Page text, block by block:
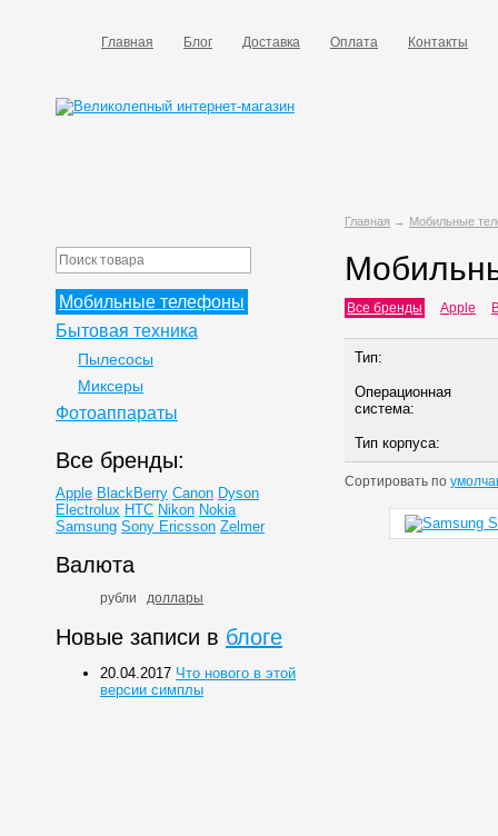
Главная Блог Доставка Оплата Контакты
Главная → Мобильные
Все бренды Apple
Тип:
Операционная
система:
Тип корпуса:
Сортировать по
Мобильные телефоны
Бытовая техника
Пылесосы
Миксеры
Фотоаппараты
Все бренды:
Apple BlackBerry Canon Dyson
Electrolux HTC Nikon Nokia
Samsung Sony Ericsson Zelmer
Валюта
рубли доллары
Новые записи в блоге
20.04.2017 Что нового в этой
версии симплы